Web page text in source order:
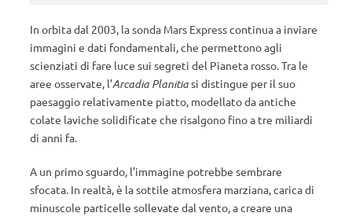
In orbita dal 2003, la sonda Mars Express continua a inviare
immagini e dati fondamentali, che permettono agli
scienziati di fare luce sui segreti del Pianeta rosso.Tra le
aree osservate, l’Arcadia Planitiasi distingue per il suo
paesaggio relativamente piatto, modellato da antiche
colate laviche solidificate che risalgono fino a tre miliardi
di anni fa.
A un primo sguardo, l’immagine potrebbe sembrare
sfocata. In realtà, è la sottile atmosfera marziana, carica di
minuscole particelle sollevate dal vento, a creare una